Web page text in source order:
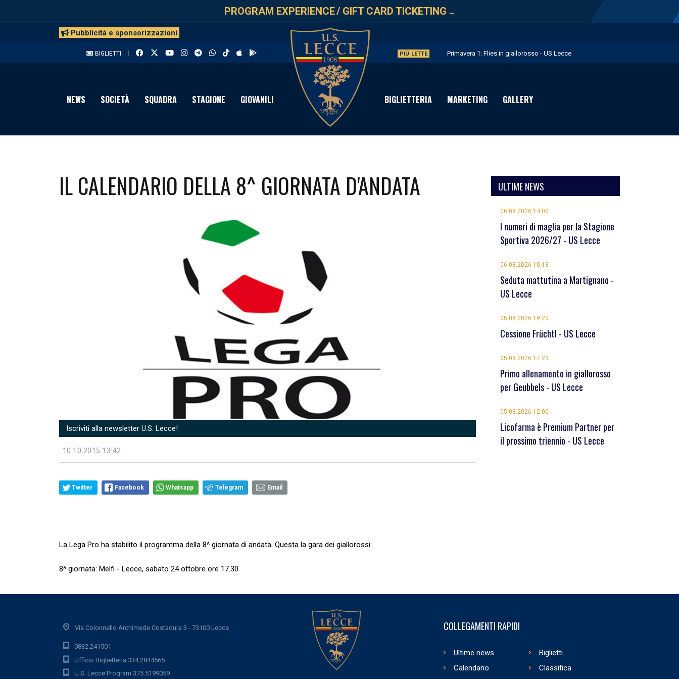
PROGRAM EXPERIENCE/ GIFT CARD TICKETING →
Pubblicità e sponsorizzazioni
BIGLIETTI PIÙ LETTE Primavera 1: Flies in giallorosso - US Lecce
Licofarma è Premium Partner per il prossimo triennio - US Lecce
Cessione Früchtl - US Lecce
NEWS SOCIETÀ SQUADRA STAGIONE GIOVANILI BIGLIETTERIA MARKETING GALLERY
IL CALENDARIO DELLA 8^ GIORNATA D'ANDATA
Iscriviti alla newsletter U.S. Lecce!
10.10.2015 13:42
Twitter Facebook Whatsapp Telegram Email
La Lega Pro ha stabilito il programma della 8^ giornata di andata. Questa la gara dei giallorossi:
8^ giornata: Melfi - Lecce, sabato 24 ottobre ore 17.30
ULTIME NEWS
06.08.2026 14:00
I numeri di maglia per la Stagione
Sportiva 2026/27 - US Lecce
06.08.2026 10:18
Seduta mattutina a Martignano -
US Lecce
05.08.2026 19:20
Cessione Früchtl - US Lecce
05.08.2026 17:23
Primo allenamento in giallorosso
per Geubbels - US Lecce
05.08.2026 12:00
Licofarma è Premium Partner per
il prossimo triennio - US Lecce
Via Colonnello Archimede Costadura 3 - 73100 Lecce
0832.241501
Ufficio Biglietteria 334.2844565
U.S. Lecce Program 375.5199059
COLLEGAMENTI RAPIDI
Ultime news
Biglietti
Calendario
Classifica